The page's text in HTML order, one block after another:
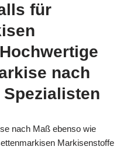
für
nach
nach Maß ebenso wie
Markisenstoffe